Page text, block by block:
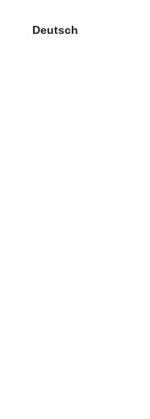
Deutsch